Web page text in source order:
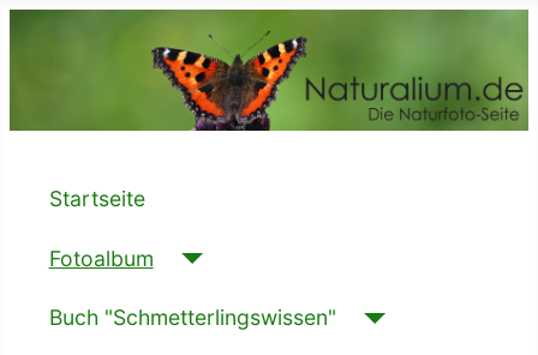
Startseite
Fotoalbum
Buch "Schmetterlingswissen"